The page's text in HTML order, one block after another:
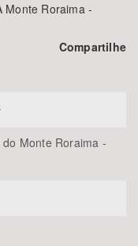
Monte Roraima -
Compartilhe
Monte Roraima -